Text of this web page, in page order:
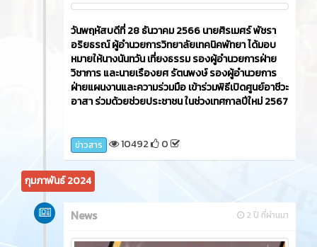
วันพฤหัสบดีที่ 28 ธันวาคม 2566 นายศิรเมศร์ พัชรา
อริยธรณ์ ผู้อำนวยการวิทยาลัยเทคนิคพัทยา ได้มอบ
หมายให้นางนันทวัน เที่ยงธรรม รองผู้อำนวยการฝ่าย
วิชาการ และนายเรืองยศ รัตนพงษ์ รองผู้อำนวยการ
ฝ่ายแผนงานและความร่วมมือ เข้าร่วมพิธีเปิดศูนย์อาชีวะ
อาสา ร่วมด้วยช่วยประชาชน ในช่วงเทศกาลปีใหม่ 2567
ข่าวสาร 10492 0
กุมภาพันธ์ 2024
2 ปี ที่ผ่านมา
News